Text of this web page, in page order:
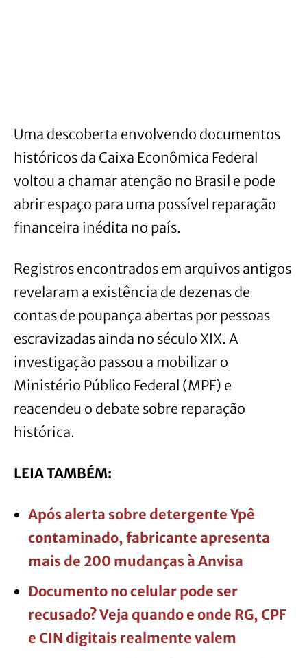
Uma descoberta envolvendo documentos
históricos da Caixa Econômica Federal
voltou a chamar atenção no Brasil e pode
abrir espaço para uma possível reparação
financeira inédita no país.
Registros encontrados em arquivos antigos
revelaram a existência de dezenas de
contas de poupança abertas por pessoas
escravizadas ainda no século XIX. A
investigação passou a mobilizar o
Ministério Público Federal (MPF) e
reacendeu o debate sobre reparação
histórica.
LEIA TAMBÉM:
Após alerta sobre detergente Ypê
contaminado, fabricante apresenta
mais de 200 mudanças à Anvisa
Documento no celular pode ser
recusado? Veja quando e onde RG, CPF
e CIN digitais realmente valem